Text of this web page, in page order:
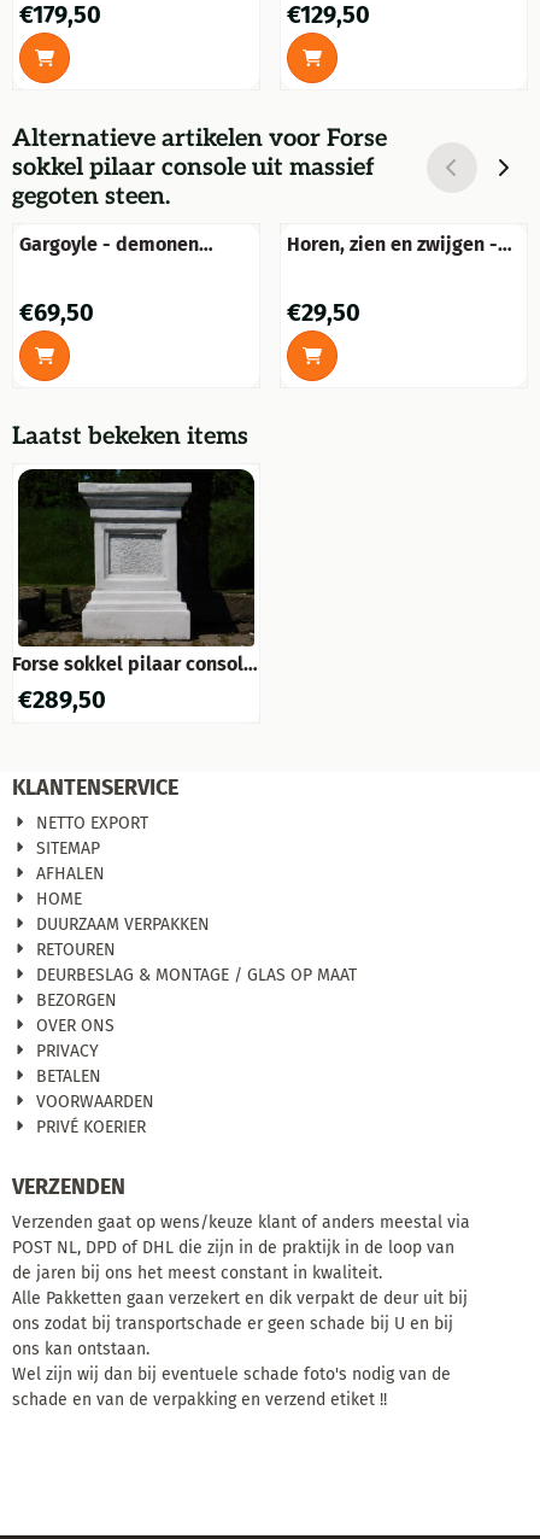
Prijs: 179,50
€179,50
Prijs: 129,50
€129,50
Alternatieve artikelen voor Forse
sokkel pilaar console uit massief
gegoten steen.
Gargoyle - demonen
Prijs: 69,50
€69,50
Horen, zien en zwijgen -
Prijs: 29,50
€29,50
Laatst bekeken items
Forse sokkel pilaar console
uit massief gegoten steen.
€289,50
KLANTENSERVICE
NETTO EXPORT
SITEMAP
AFHALEN
HOME
DUURZAAM VERPAKKEN
RETOUREN
DEURBESLAG & MONTAGE / GLAS OP MAAT
BEZORGEN
OVER ONS
PRIVACY
BETALEN
VOORWAARDEN
PRIVÉ KOERIER
VERZENDEN
Verzenden gaat op wens/keuze klant of anders meestal via
POST NL, DPD of DHL die zijn in de praktijk in de loop van
de jaren bij ons het meest constant in kwaliteit.
Alle Pakketten gaan verzekert en dik verpakt de deur uit bij
ons zodat bij transportschade er geen schade bij U en bij
ons kan ontstaan.
Wel zijn wij dan bij eventuele schade foto's nodig van de
schade en van de verpakking en verzend etiket !!